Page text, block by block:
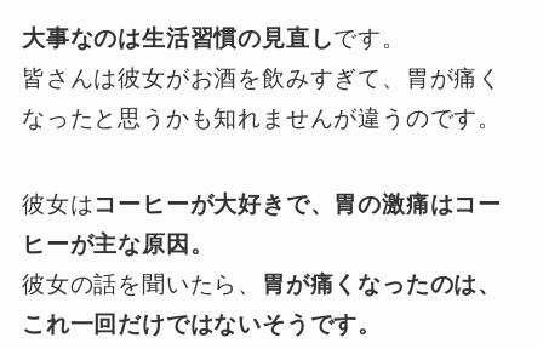
大事なのは生活習慣の見直しです。
皆さんは彼女がお酒を飲みすぎて、胃が痛く
なったと思うかも知れませんが違うのです。
彼女はコーヒーが大好きで、胃の激痛はコー
ヒーが主な原因。
彼女の話を聞いたら、 胃が痛くなったのは、
これ一回だけではないそうです。